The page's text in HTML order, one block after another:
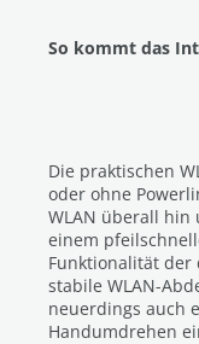
So kommt das
Die praktischen
oder ohne
WLAN überall hin
einem
Funktionalität der
stabile WLAN-
neuerdings auch
Handumdrehen